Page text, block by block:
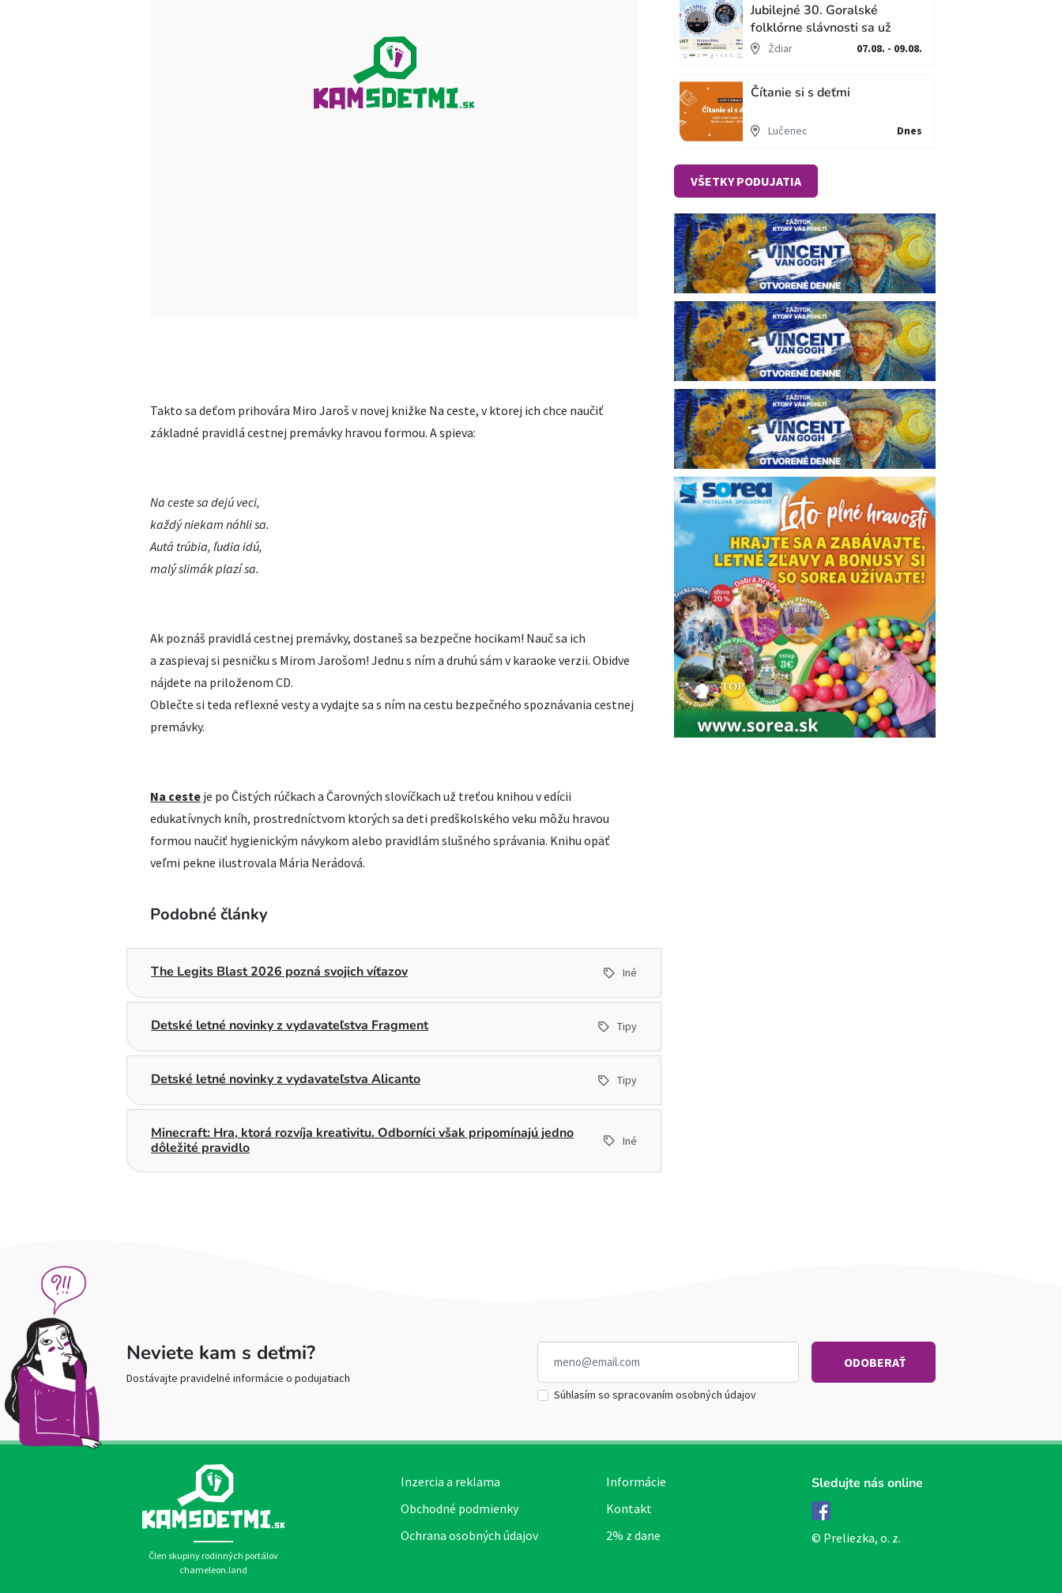
Takto sa deťom prihovára Miro Jaroš v novej knižke Na ceste, v ktorej ich chce naučiť
základné pravidlá cestnej premávky hravou formou. A spieva:
Na ceste sa dejú veci,
každý niekam náhli sa.
Autá trúbia, ľudia idú,
malý slimák plazí sa.
Ak poznáš pravidlá cestnej premávky, dostaneš sa bezpečne hocikam! Nauč sa ich
a zaspievaj si pesničku s Mirom Jarošom! Jednu s ním a druhú sám v karaoke verzii. Obidve
nájdete na priloženom CD.
Oblečte si teda reflexné vesty a vydajte sa s ním na cestu bezpečného spoznávania cestnej
premávky.
Na ceste je po Čistých rúčkach a Čarovných slovíčkach už treťou knihou v edícii
edukatívnych kníh, prostredníctvom ktorých sa deti predškolského veku môžu hravou
formou naučiť hygienickým návykom alebo pravidlám slušného správania. Knihu opäť
veľmi pekne ilustrovala Mária Nerádová.
Podobné články
The Legits Blast 2026 pozná svojich víťazov Iné
Detské letné novinky z vydavateľstva Fragment Tipy
Detské letné novinky z vydavateľstva Alicanto Tipy
Minecraft: Hra, ktorá rozvíja kreativitu. Odborníci však pripomínajú jedno
dôležité pravidlo
Iné
Jubilejné 30. Goralské
folklórne slávnosti sa už
blížiaŽdiar 07.08. - 09.08.
Čítanie si s deťmi
Lučenec Dnes
VŠETKY PODUJATIA
Neviete kam s deťmi?
Dostávajte pravidelné informácie o podujatiach
Súhlasím so spracovaním osobných údajov
Člen skupiny rodinných portálov
chameleon.land
Inzercia a reklama
Obchodné podmienky
Ochrana osobných údajov
Informácie
Kontakt
2% z dane
Sledujte nás online
© Preliezka, o. z.